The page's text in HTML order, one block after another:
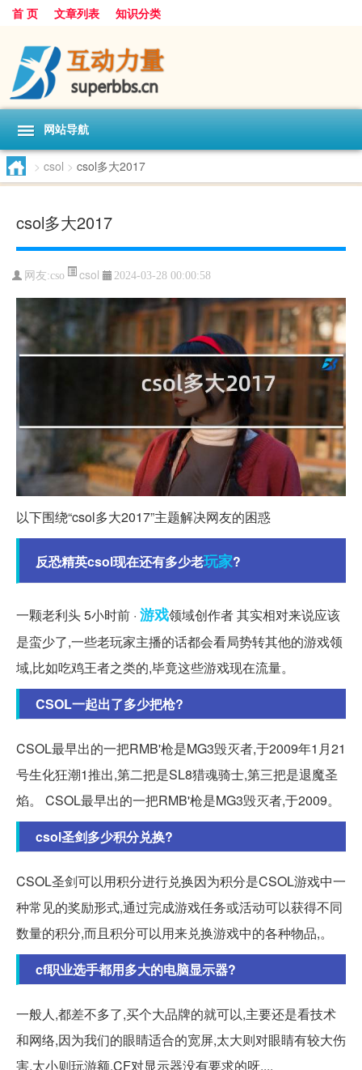
首 页 文章列表 知识分类
网站导航
> csol > csol多大2017
csol多大2017
网友:cso csol 2024-03-28 00:00:58
以下围绕“csol多大2017”主题解决网友的困惑
反恐精英csol现在还有多少老玩家?
一颗老利头 5小时前 · 游戏领域创作者 其实相对来说应该
是蛮少了,一些老玩家主播的话都会看局势转其他的游戏领
域,比如吃鸡王者之类的,毕竟这些游戏现在流量。
CSOL一起出了多少把枪?
CSOL最早出的一把RMB'枪是MG3毁灭者,于2009年1月21
号生化狂潮1推出,第二把是SL8猎魂骑士,第三把是退魔圣
焰。 CSOL最早出的一把RMB'枪是MG3毁灭者,于2009。
csol圣剑多少积分兑换?
CSOL圣剑可以用积分进行兑换因为积分是CSOL游戏中一
种常见的奖励形式,通过完成游戏任务或活动可以获得不同
数量的积分,而且积分可以用来兑换游戏中的各种物品,。
cf职业选手都用多大的电脑显示器?
一般人,都差不多了,买个大品牌的就可以,主要还是看技术
和网络,因为我们的眼睛适合的宽屏,太大则对眼睛有较大伤
害,太小则玩游额,CF对显示器没有要求的呀,...